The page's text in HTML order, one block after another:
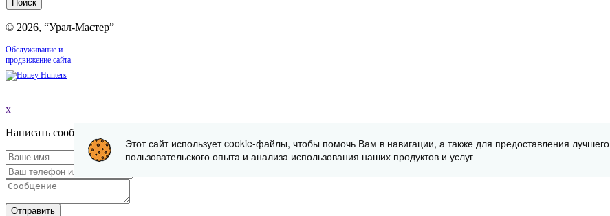
© 2026, “Урал-Мастер”
Обслуживание и
продвижение сайта
x
Написать сообщение
Отправить
Этот сайт использует cookie-файлы, чтобы помочь Вам в навигации, а также для предоставления лучшего
пользовательского опыта и анализа использования наших продуктов и услуг